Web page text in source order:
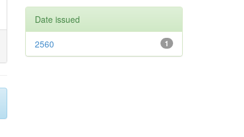
Date issued
1
2560